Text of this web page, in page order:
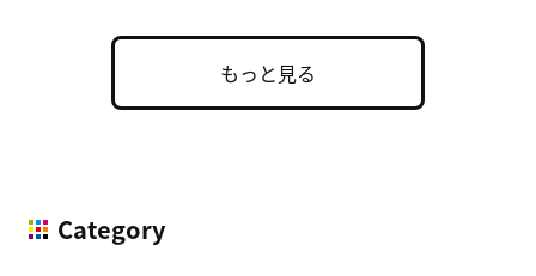
もっと見る
Category